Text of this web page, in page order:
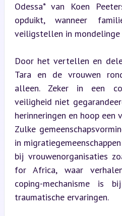
Odessa* van Koen
opduikt, wanneer
veiligstellen in mondelinge
Door het vertellen en
Tara en de vrouwen
alleen. Zeker in een
veiligheid niet
herinneringen en hoop een
Zulke
in
bij vrouwenorganisaties
for Africa, waar
coping-mechanisme is
traumatische ervaringen.